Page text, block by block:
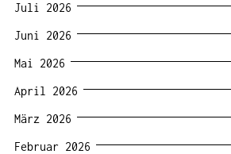
Juli 2026
Juni 2026
Mai 2026
April 2026
März 2026
Februar 2026